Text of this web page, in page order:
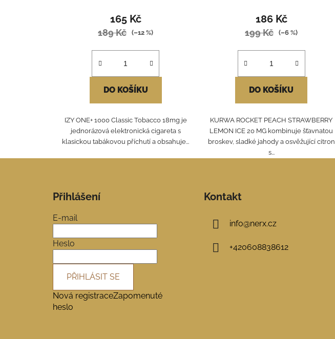
165 Kč
189 Kč (–12 %)
DO KOŠÍKU
IZY ONE+ 1000 Classic Tobacco 18mg je
jednorázová elektronická cigareta s
klasickou tabákovou příchutí a obsahuje...
186 Kč
199 Kč (–6 %)
DO KOŠÍKU
KURWA ROCKET PEACH STRAWBERRY
LEMON ICE 20 MG kombinuje šťavnatou
broskev, sladké jahody a osvěžující citron
s...
Přihlášení
E-mail
Heslo
PŘIHLÁSIT SE
Nová registraceZapomenuté
heslo
Kontakt
info@nerx.cz
+420608838612